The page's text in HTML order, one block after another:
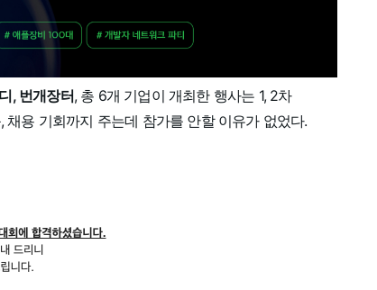
, 번개장터, 총 6개 기업이 개최한 행사는 1, 2차
용 기회까지 주는데 참가를 안할 이유가 없었다.